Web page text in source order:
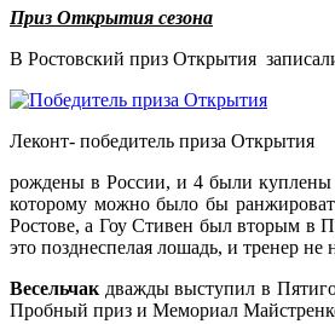
Приз Открытия сезона
В Ростовский приз Открытия
Леконт- победитель приза Открытия
рождены в России, и 4 были куплены
которому можно было бы
Ростове, а Гоу Стивен был вторым в
это позднеспелая лошадь, и тренер
Весельчак дважды выступил в
Пробный приз и Мемориал